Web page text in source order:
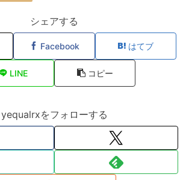
シェアする
Facebook はてブ
LINE コピー
yequalrxをフォローする